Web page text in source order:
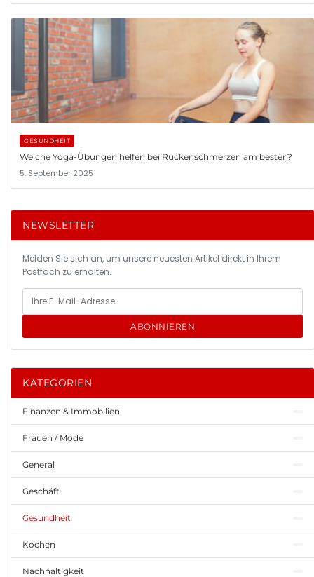
GESUNDHEIT
Welche Yoga-Übungen helfen bei Rückenschmerzen am besten?
5. September 2025
NEWSLETTER
Melden Sie sich an, um unsere neuesten Artikel direkt in Ihrem
Postfach zu erhalten.
ABONNIEREN
KATEGORIEN
Finanzen & Immobilien
Frauen / Mode
General
Geschäft
Gesundheit
Kochen
Nachhaltigkeit